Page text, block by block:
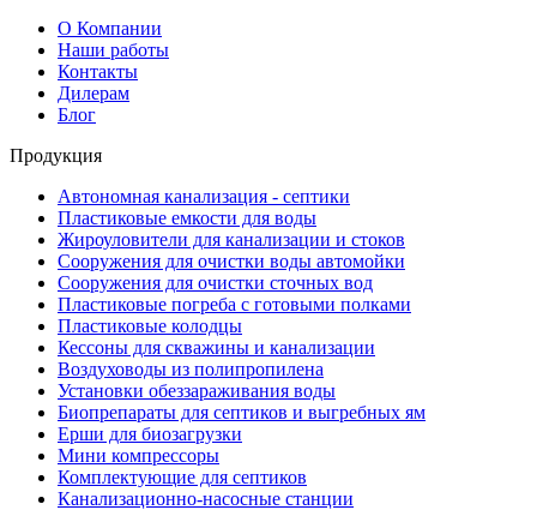
О Компании
Наши работы
Контакты
Дилерам
Блог
Продукция
Автономная канализация - септики
Пластиковые емкости для воды
Жироуловители для канализации и стоков
Сооружения для очистки воды автомойки
Сооружения для очистки сточных вод
Пластиковые погреба с готовыми полками
Пластиковые колодцы
Кессоны для скважины и канализации
Воздуховоды из полипропилена
Установки обеззараживания воды
Биопрепараты для септиков и выгребных ям
Ерши для биозагрузки
Мини компрессоры
Комплектующие для септиков
Канализационно-насосные станции